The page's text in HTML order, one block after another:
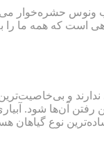
ونوس حشره‌خوار
که همه ما را به
ندارند و
رفتن آن‌ها شود.
نوع گیاهان